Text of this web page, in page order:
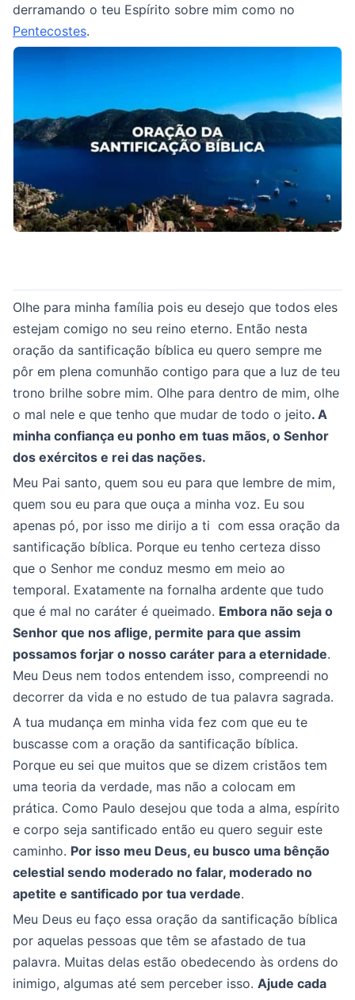
derramando o teu Espírito sobre mim como no
Pentecostes.
Olhe para minha família pois eu desejo que todos eles
estejam comigo no seu reino eterno. Então nesta
oração da santificação bíblica eu quero sempre me
pôr em plena comunhão contigo para que a luz de teu
trono brilhe sobre mim. Olhe para dentro de mim, olhe
o mal nele e que tenho que mudar de todo o jeito. A
minha confiança eu ponho em tuas mãos, o Senhor
dos exércitos e rei das nações.
Meu Pai santo, quem sou eu para que lembre de mim,
quem sou eu para que ouça a minha voz. Eu sou
apenas pó, por isso me dirijo a ti com essa oração da
santificação bíblica. Porque eu tenho certeza disso
que o Senhor me conduz mesmo em meio ao
temporal. Exatamente na fornalha ardente que tudo
que é mal no caráter é queimado. Embora não seja o
Senhor que nos aflige, permite para que assim
possamos forjar o nosso caráter para a eternidade.
Meu Deus nem todos entendem isso, compreendi no
decorrer da vida e no estudo de tua palavra sagrada.
A tua mudança em minha vida fez com que eu te
buscasse com a oração da santificação bíblica.
Porque eu sei que muitos que se dizem cristãos tem
uma teoria da verdade, mas não a colocam em
prática. Como Paulo desejou que toda a alma, espírito
e corpo seja santificado então eu quero seguir este
caminho. Por isso meu Deus, eu busco uma bênção
celestial sendo moderado no falar, moderado no
apetite e santificado por tua verdade.
Meu Deus eu faço essa oração da santificação bíblica
por aquelas pessoas que têm se afastado de tua
palavra. Muitas delas estão obedecendo às ordens do
inimigo, algumas até sem perceber isso. Ajude cada